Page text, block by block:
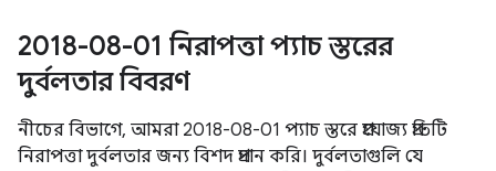
2018-08-01 নিরাপত্তা প্যাচ স্তরের
দুর্বলতার বিবরণ
নীচের বিভাগে, আমরা 2018-08-01 প্যাচ স্তরে প্রযোজ্য প্রতিটি
নিরাপত্তা দুর্বলতার জন্য বিশদ প্রদান করি। দুর্বলতাগুলি যে